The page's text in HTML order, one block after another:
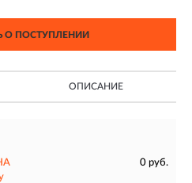
О ПОСТУПЛЕНИИ
ОПИСАНИЕ
0 руб.